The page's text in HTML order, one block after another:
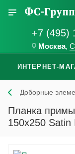
+7 (495)
Москва,
ИНТЕРНЕТ-
Доборные
Планка
150x250 Satin